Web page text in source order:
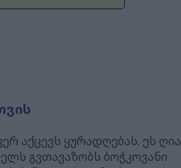
აქცევს ყურადღებას. ეს ღია
გვთავაზობს ბოჭკოვანი